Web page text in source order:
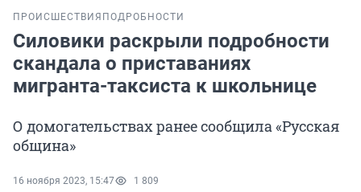
ПРОИСШЕСТВИЯ ПОДРОБНОСТИ
Силовики раскрыли подробности
скандала о приставаниях
мигранта-таксиста к школьнице
О домогательствах ранее сообщила «Русская
община»
16 ноября 2023, 15:47 1 809